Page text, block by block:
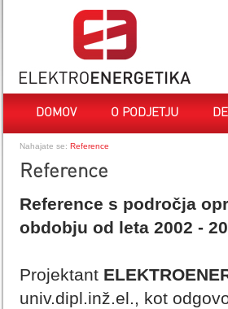
DOMOV O PODJETJU
Nahajate se: Reference
Reference
Reference s področja
obdobju od leta 2002 -
Projektant
univ.dipl.inž.el., kot